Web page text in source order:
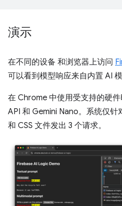
演示
在不同的设备 和浏览器上访问
可以看到模型响应来自内置 AI 模
在 Chrome 中使用受支持的硬
API 和 Gemini Nano。系统仅
和 CSS 文件发出 3 个请求。